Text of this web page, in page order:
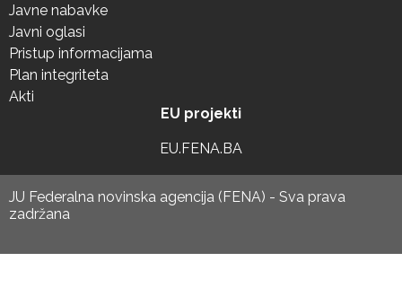
Javne nabavke
Javni oglasi
Pristup informacijama
Plan integriteta
Akti
EU projekti
EU.FENA.BA
JU Federalna novinska agencija (FENA) - Sva prava
zadržana